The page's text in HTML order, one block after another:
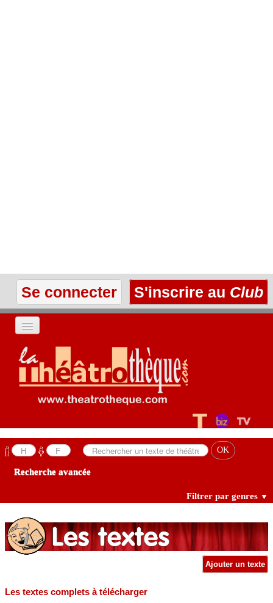
Se connecter S'inscrire au Club
ACCUEIL
LES TEXTES
LES ANNONCES
Recherche avancée
Filtrer par genres ▼
Ajouter un texte
Les textes complets à télécharger